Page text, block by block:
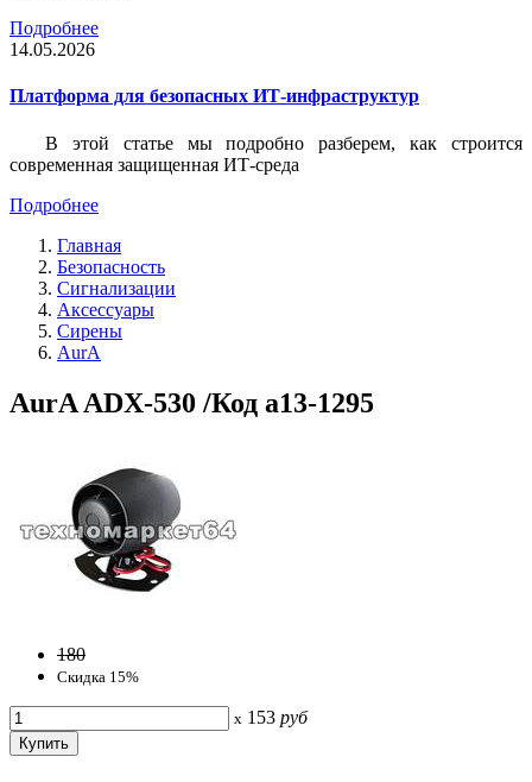
Подробнее
14.05.2026
Платформа для безопасных ИТ-инфраструктур
В этой статье мы подробно разберем, как строится
современная защищенная ИТ-среда
Подробнее
Главная
Безопасность
Сигнализации
Аксессуары
Сирены
AurA
AurA ADX-530 /Код a13-1295
180
Скидка 15%
x 153 руб